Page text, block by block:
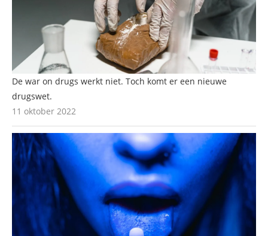
De war on drugs werkt niet. Toch komt er een nieuwe
drugswet.
11 oktober 2022